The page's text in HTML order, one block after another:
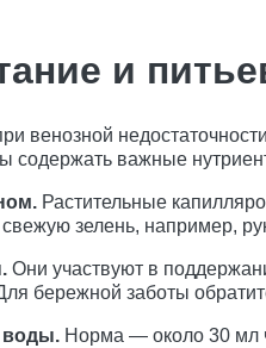
и
венозной
содержать важные
Растительные
зелень, например,
Они участвуют в
бережной заботы
воды. Норма — около 30 мл